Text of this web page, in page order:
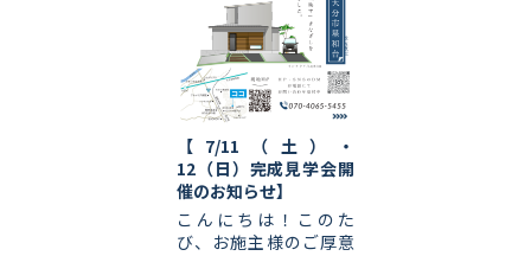
【7/11（土）・
12（日）完成見学会開
催のお知らせ】
こんにちは！このた
び、お施主様のご厚意